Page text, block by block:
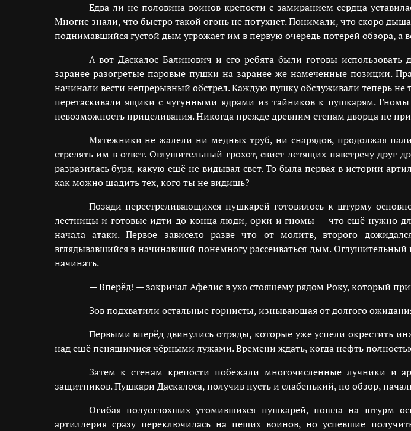
Едва ли не половина воинов крепости с замиранием сердца
Многие знали, что быстро такой огонь не потухнет. Понимали, что скоро
поднимавшийся густой дым угрожает им в первую очередь потерей обзора, а
А вот Даскалос Балинович и его ребята были готовы
заранее разогретые паровые пушки на заранее же намеченные позиции.
начинали вести непрерывный обстрел. Каждую пушку обслуживали теперь
перетаскивали ящики с чугунными ядрами из тайников к пушкарям.
невозможность прицеливания. Никогда прежде древним стенам дворца не
Мятежники не жалели ни медных труб, ни снарядов, продолжая
стрелять им в ответ. Оглушительный грохот, свист летящих навстречу
разразилась буря, какую ещё не видывал свет. То была первая в истории
как можно щадить тех, кого ты не видишь?
Позади перестреливающихся пушкарей готовилось к штурму
лестницы и готовые идти до конца люди, орки и гномы — что ещё нужно
начала атаки. Первое зависело разве что от молитв, второго
вглядывавшийся в начинавший понемногу рассеиваться дым.
начинать.
— Вперёд! — закричал Афелис в ухо стоящему рядом Року, который
Зов подхватили остальные горнисты, изнывающая от долгого
Первыми вперёд двинулись отряды, которые уже успели окрестить
над ещё пенящимися чёрными лужами. Времени ждать, когда нефть
Затем к стенам крепости побежали многочисленные лучники и
защитников. Пушкари Даскалоса, получив пусть и слабенький, но обзор,
Огибая полуоглохших утомившихся пушкарей, пошла на штурм
артиллерия сразу переключилась на пеших воинов, но успевшие